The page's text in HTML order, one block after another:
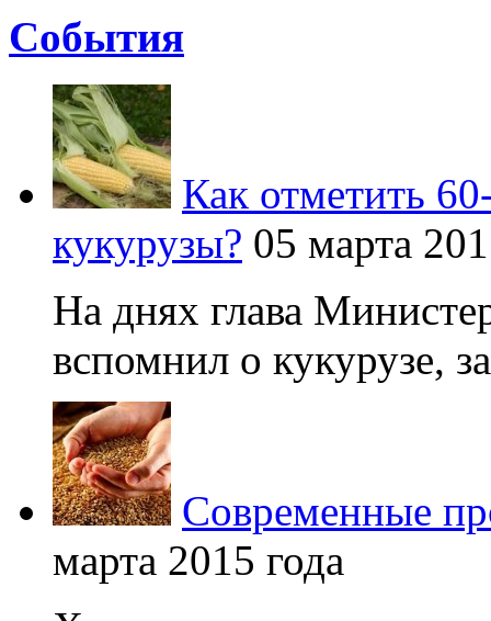
Cобытия
Как отметить
кукурузы? 05 марта
На днях глава
вспомнил о кукурузе,
Современные
марта 2015 года